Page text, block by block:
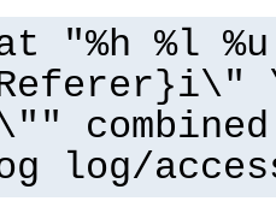
"%h %l
combined
log/